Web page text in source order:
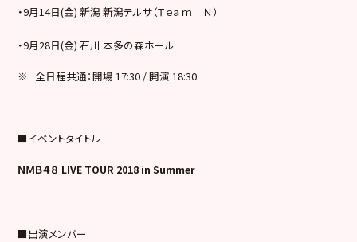
・9月14日(金) 新潟 新潟テルサ（Ｔｅａｍ Ｎ）
・9月28日(金) 石川 本多の森ホール
※ 全日程共通：開場 17:30 / 開演 18:30
■イベントタイトル
ＮＭＢ４８ LIVE TOUR 2018 in Summer
■出演メンバー